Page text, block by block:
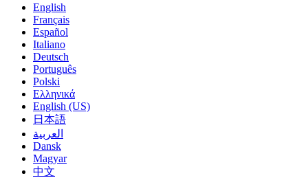
English
Français
Español
Italiano
Deutsch
Português
Polski
Ελληνικά
English (US)
日本語
العربية
Dansk
Magyar
中文